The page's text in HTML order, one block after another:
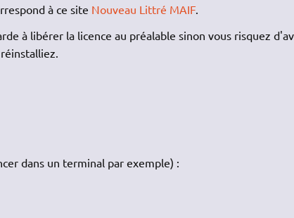
à ce site Nouveau Littré MAIF.
à libérer la licence au préalable sinon vous risquez
dans un terminal par exemple) :